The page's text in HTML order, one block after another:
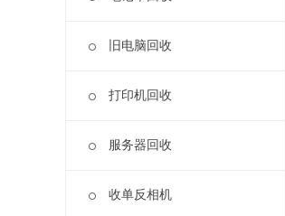
旧电脑回收
打印机回收
服务器回收
收单反相机